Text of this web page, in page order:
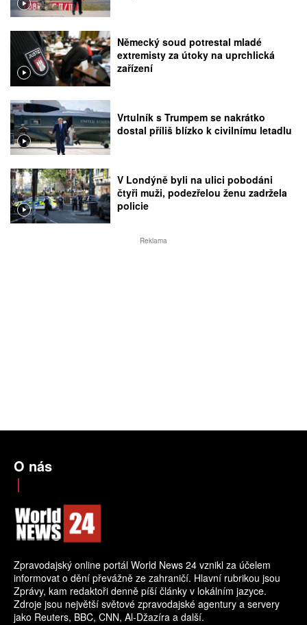
Německý soud potrestal mladé
extremisty za útoky na uprchlická
zařízení
Vrtulník s Trumpem se nakrátko
dostal příliš blízko k civilnímu letadlu
V Londýně byli na ulici pobodáni
čtyři muži, podezřelou ženu zadržela
policie
Reklama
O nás
Zpravodajský online portál World News 24 vznikl za účelem
informovat o dění převážně ze zahraničí. Hlavní rubrikou jsou
Zprávy, kam redaktoři denně píší články v lokálním jazyce.
Zdroje jsou největší světové zpravodajské agentury a servery
jako Reuters, BBC, CNN, Al-Džazíra a další.